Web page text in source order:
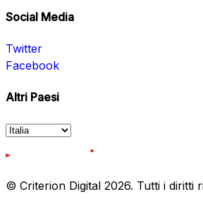
Social Media
Twitter
Facebook
Altri Paesi
© Criterion Digital 2026. Tutti i diritti